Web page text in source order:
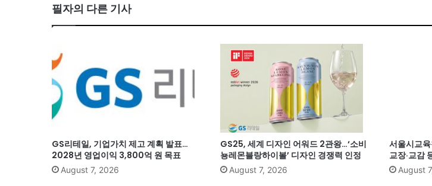
필자의 다른 기사
GS리테일, 기업가치 제고 계획 발표…
2028년 영업이익 3,800억 원 목표
August 7, 2026
GS25, 세계 디자인 어워드 2관왕…‘소비
뇽레몬블랑하이볼’ 디자인 경쟁력 인정
August 7, 2026
서울시교
교장·교감
August